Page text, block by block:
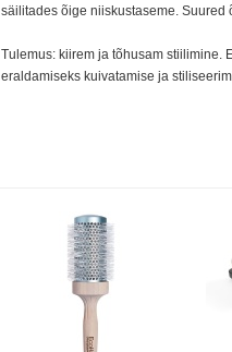
säilitades õige niiskustaseme.
Tulemus: kiirem ja tõhusam stiilimine.
eraldamiseks kuivatamise ja